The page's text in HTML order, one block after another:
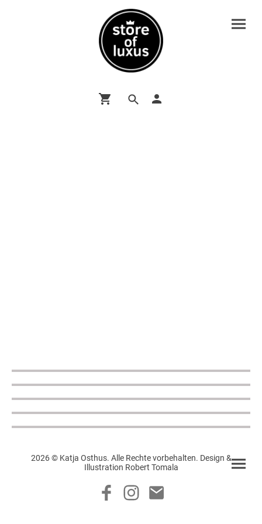
2026 © Katja Osthus. Alle Rechte vorbehalten. Design &
Illustration Robert Tomala